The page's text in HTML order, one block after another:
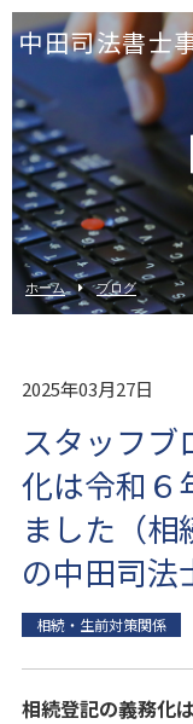
中田司法書士
ホーム ブログ
2025年03月27日
スタッフブ
化は令和６
ました（
の中田司法
相続・生前対策関係
相続登記の義務化